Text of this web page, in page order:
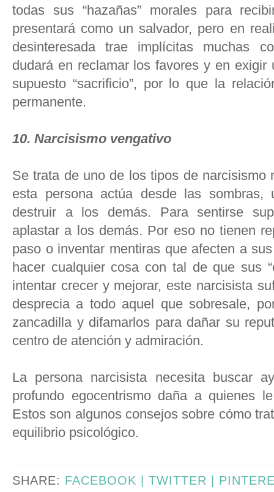
todas sus “hazañas” morales para
presentará como un salvador, pero en
desinteresada trae implícitas muchas
dudará en reclamar los favores y en
supuesto “sacrificio”, por lo que la
permanente.
10. Narcisismo vengativo
Se trata de uno de los tipos de narcisismo
esta persona actúa desde las sombras,
destruir a los demás. Para sentirse
aplastar a los demás. Por eso no tienen
paso o inventar mentiras que afecten a
hacer cualquier cosa con tal de que sus
intentar crecer y mejorar, este narcisista
desprecia a todo aquel que sobresale,
zancadilla y difamarlos para dañar su
centro de atención y admiración.
La persona narcisista necesita buscar
profundo egocentrismo daña a quienes
Estos son algunos consejos sobre cómo
equilibrio psicológico.
SHARE: FACEBOOK | TWITTER |